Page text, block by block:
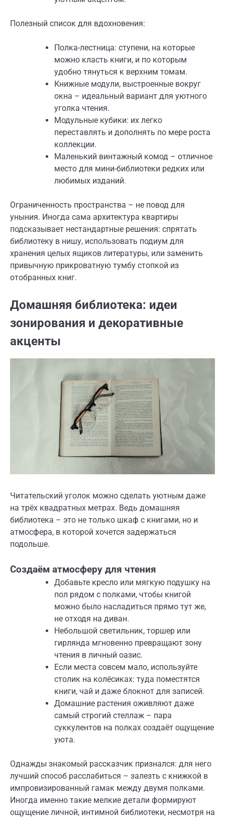
Полезный список для вдохновения:
Полка-лестница: ступени, на которые
можно класть книги, и по которым
удобно тянуться к верхним томам.
Книжные модули, выстроенные вокруг
окна – идеальный вариант для уютного
уголка чтения.
Модульные кубики: их легко
переставлять и дополнять по мере роста
коллекции.
Маленький винтажный комод – отличное
место для мини-библиотеки редких или
любимых изданий.
Ограниченность пространства – не повод для
уныния. Иногда сама архитектура квартиры
подсказывает нестандартные решения: спрятать
библиотеку в нишу, использовать подиум для
хранения целых ящиков литературы, или заменить
привычную прикроватную тумбу стопкой из
отобранных книг.
Домашняя библиотека: идеи
зонирования и декоративные
акценты
Читательский уголок можно сделать уютным даже
на трёх квадратных метрах. Ведь домашняя
библиотека – это не только шкаф с книгами, но и
атмосфера, в которой хочется задержаться
подольше.
Создаём атмосферу для чтения
Добавьте кресло или мягкую подушку на
пол рядом с полками, чтобы книгой
можно было насладиться прямо тут же,
не отходя на диван.
Небольшой светильник, торшер или
гирлянда мгновенно превращают зону
чтения в личный оазис.
Если места совсем мало, используйте
столик на колёсиках: туда поместятся
книги, чай и даже блокнот для записей.
Домашние растения оживляют даже
самый строгий стеллаж – пара
суккулентов на полках создаёт ощущение
уюта.
Однажды знакомый рассказчик признался: для него
лучший способ расслабиться – залезть с книжкой в
импровизированный гамак между двумя полками.
Иногда именно такие мелкие детали формируют
ощущение личной, интимной библиотеки, несмотря на